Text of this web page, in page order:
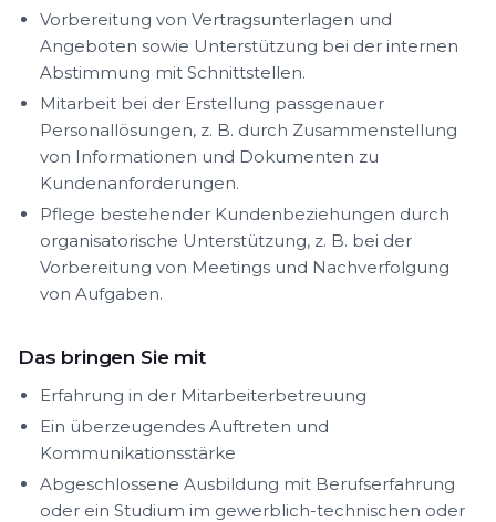
Vorbereitung von Vertragsunterlagen und
Angeboten sowie Unterstützung bei der internen
Abstimmung mit Schnittstellen.
Mitarbeit bei der Erstellung passgenauer
Personallösungen, z. B. durch Zusammenstellung
von Informationen und Dokumenten zu
Kundenanforderungen.
Pflege bestehender Kundenbeziehungen durch
organisatorische Unterstützung, z. B. bei der
Vorbereitung von Meetings und Nachverfolgung
von Aufgaben.
Das bringen Sie mit
Erfahrung in der Mitarbeiterbetreuung
Ein überzeugendes Auftreten und
Kommunikationsstärke
Abgeschlossene Ausbildung mit Berufserfahrung
oder ein Studium im gewerblich-technischen oder